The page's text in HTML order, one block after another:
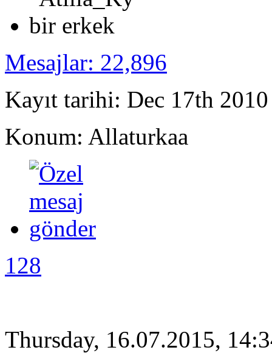
Mesajlar: 22,896
Kayıt tarihi: Dec 17th 2010
Konum: Allaturkaa
128
Thursday, 16.07.2015,